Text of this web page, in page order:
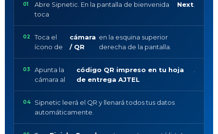
Abre Sipnetic. En la pantalla de bienvenida
toca
Next.
Toca el
ícono de
cámara
/ QR
en la esquina superior
derecha de la pantalla.
Apunta la
cámara al
código QR impreso en tu hoja
de entrega AJTEL
.
Sipnetic leerá el QR y llenará todos tus datos
automáticamente.